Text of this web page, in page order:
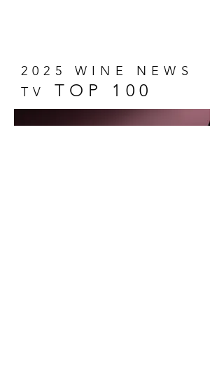
2025 WINE NEWS
TV TOP 100